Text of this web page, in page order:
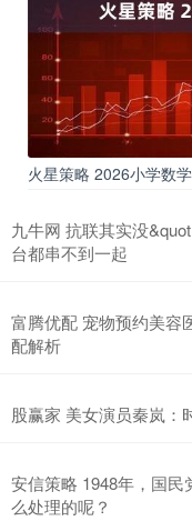
火星策略 2026小学数
九牛网 抗联其实没
台都串不到一起
富腾优配 宠物预约美容
配解析
股赢家 美女演员秦岚：
安信策略 1948年，国
么处理的呢？